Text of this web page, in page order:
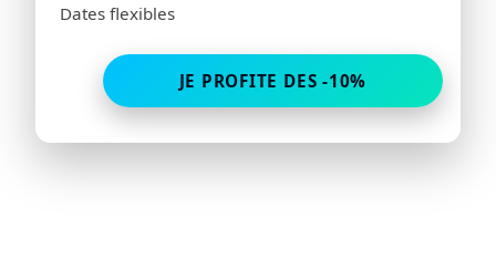
Dates flexibles
JE PROFITE DES -10%